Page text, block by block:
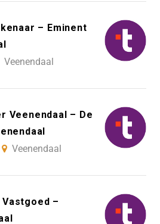
– Eminent
Veenendaal
Veenendaal – De
Veenendaal
–